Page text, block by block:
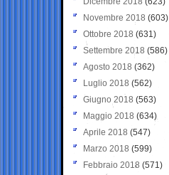
Novembre 2018 (603)
Ottobre 2018 (631)
Settembre 2018 (586)
Agosto 2018 (362)
Luglio 2018 (562)
Giugno 2018 (563)
Maggio 2018 (634)
Aprile 2018 (547)
Marzo 2018 (599)
Febbraio 2018 (571)